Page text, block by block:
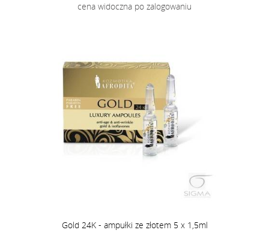
cena widoczna po zalogowaniu
Gold 24K - ampułki ze złotem 5 x 1,5ml